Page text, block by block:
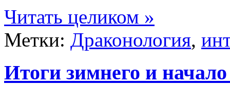
Читать целиком »
Метки: Драконология,
Итоги зимнего и начало